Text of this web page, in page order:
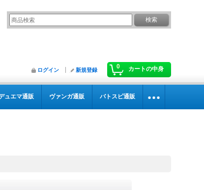
0 カートの中身
ログイン 新規登録
ュエマ通販 ヴァンガ通販 バトスピ通販